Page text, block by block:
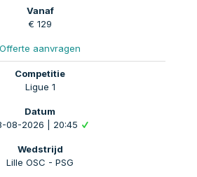
€ 129
Offerte aanvragen
Ligue 1
08-2026 | 20:45
Lille OSC - PSG